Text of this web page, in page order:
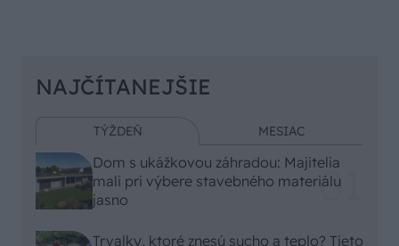
NAJČÍTANEJŠIE
TÝŽDEŇ MESIAC
Dom s ukážkovou záhradou: Majitelia
mali pri výbere stavebného materiálu
jasno
Trvalky, ktoré znesú sucho a teplo? Tieto